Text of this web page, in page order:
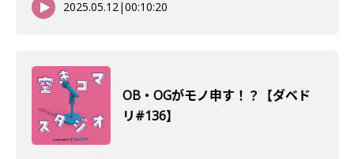
2025.05.12|00:10:20
OB・OGがモノ申す！？【ダベド
リ#136】